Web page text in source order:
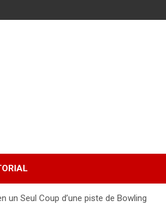
un Seul Coup d’une piste de Bowling